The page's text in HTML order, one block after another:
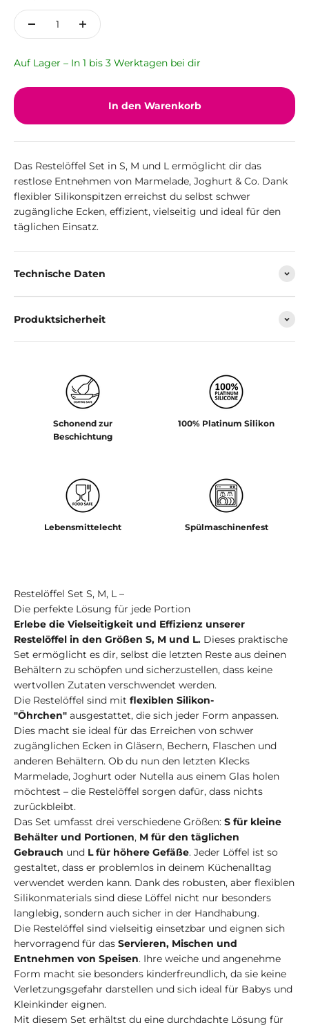
Auf Lager – In 1 bis 3 Werktagen bei dir
In den Warenkorb
Das Restelöffel Set in S, M und L ermöglicht dir das
restlose Entnehmen von Marmelade, Joghurt & Co. Dank
flexibler Silikonspitzen erreichst du selbst schwer
zugängliche Ecken, effizient, vielseitig und ideal für den
täglichen Einsatz.
Technische Daten
Produktsicherheit
Schonend zur
Beschichtung
100% Platinum Silikon
Lebensmittelecht Spülmaschinenfest
Restelöffel Set S, M, L –
Die perfekte Lösung für jede Portion
Erlebe die Vielseitigkeit und Effizienz unserer
Restelöffel in den Größen S, M und L. Dieses praktische
Set ermöglicht es dir, selbst die letzten Reste aus deinen
Behältern zu schöpfen und sicherzustellen, dass keine
wertvollen Zutaten verschwendet werden.
Die Restelöffel sind mit flexiblen Silikon-
"Öhrchen" ausgestattet, die sich jeder Form anpassen.
Dies macht sie ideal für das Erreichen von schwer
zugänglichen Ecken in Gläsern, Bechern, Flaschen und
anderen Behältern. Ob du nun den letzten Klecks
Marmelade, Joghurt oder Nutella aus einem Glas holen
möchtest – die Restelöffel sorgen dafür, dass nichts
zurückbleibt.
Das Set umfasst drei verschiedene Größen: S für kleine
Behälter und Portionen, M für den täglichen
Gebrauch und L für höhere Gefäße. Jeder Löffel ist so
gestaltet, dass er problemlos in deinem Küchenalltag
verwendet werden kann. Dank des robusten, aber flexiblen
Silikonmaterials sind diese Löffel nicht nur besonders
langlebig, sondern auch sicher in der Handhabung.
Die Restelöffel sind vielseitig einsetzbar und eignen sich
hervorragend für das Servieren, Mischen und
Entnehmen von Speisen. Ihre weiche und angenehme
Form macht sie besonders kinderfreundlich, da sie keine
Verletzungsgefahr darstellen und sich ideal für Babys und
Kleinkinder eignen.
Mit diesem Set erhältst du eine durchdachte Lösung für